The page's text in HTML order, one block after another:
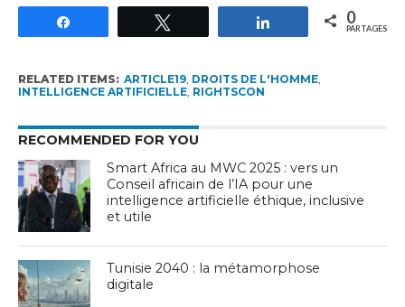
Partagez 0
PARTAGES
RELATED ITEMS: ARTICLE19, DROITS DE L'HOMME,
INTELLIGENCE ARTIFICIELLE, RIGHTSCON
RECOMMENDED FOR YOU
Smart Africa au MWC 2025 : vers un
Conseil africain de l’IA pour une
intelligence artificielle éthique, inclusive
et utile
Tunisie 2040 : la métamorphose
digitale